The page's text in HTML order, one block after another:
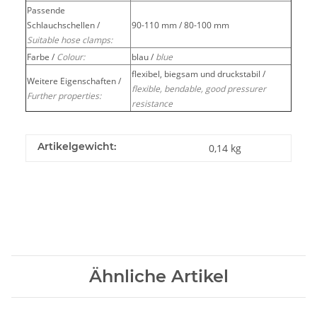
Passende
Schlauchschellen /
Suitable hose clamps:
90-110 mm / 80-100 mm
Farbe / Colour: blau / blue
Weitere Eigenschaften /
Further properties:
flexibel, biegsam und druckstabil /
flexible, bendable, good pressurer
resistance
Artikelgewicht: 0,14 kg
Ähnliche Artikel